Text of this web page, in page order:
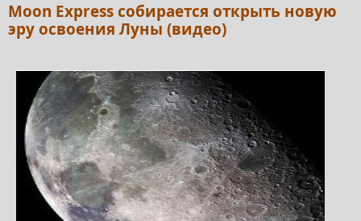
Moon Express собирается открыть новую
эру освоения Луны (видео)